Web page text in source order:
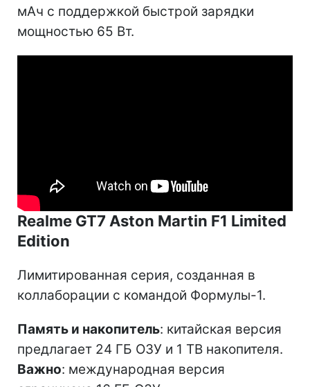
мАч с поддержкой быстрой зарядки
мощностью 65 Вт.
Realme GT7 Aston Martin F1 Limited
Edition
Лимитированная серия, созданная в
коллаборации с командой Формулы-1.
Память и накопитель: китайская версия
предлагает 24 ГБ ОЗУ и 1 ТВ накопителя.
Важно: международная версия